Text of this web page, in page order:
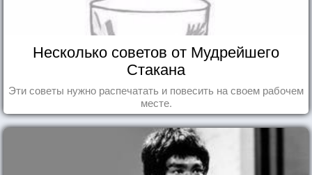
Несколько советов от Мудрейшего
Стакана
Эти советы нужно распечатать и повесить на своем рабочем
месте.